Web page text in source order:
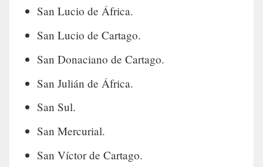
San Lucio de África.
San Lucio de Cartago.
San Donaciano de Cartago.
San Julián de África.
San Sul.
San Mercurial.
San Víctor de Cartago.